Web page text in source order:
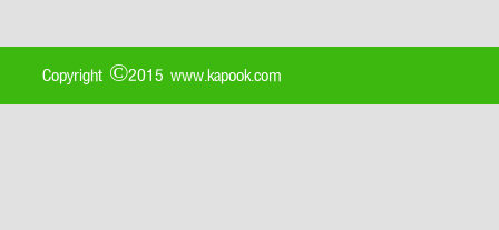
Copyright ©2015 www.kapook.com